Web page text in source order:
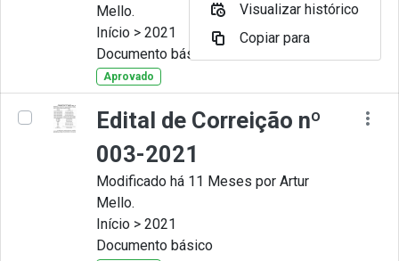
Mello.
Início > 2021
Documento básico
Aprovado
Edital de Correição nº
003-2021
Modificado há 11 Meses por Artur
Mello.
Início > 2021
Documento básico
Visualizar histórico
Copiar para